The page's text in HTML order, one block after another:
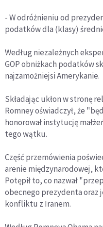
- W odróżnieniu od
podatków dla (klasy)
Według niezależnych
GOP obniżkach podatków
najzamożniejsi Amerykanie.
Składając ukłon w stronę
Romney oświadczył, że
honorował instytucję
tego wątku.
Część przemówienia
arenie międzynarodowej,
Potępił to, co nazwał
obecnego prezydenta oraz
konfliktu z Iranem.